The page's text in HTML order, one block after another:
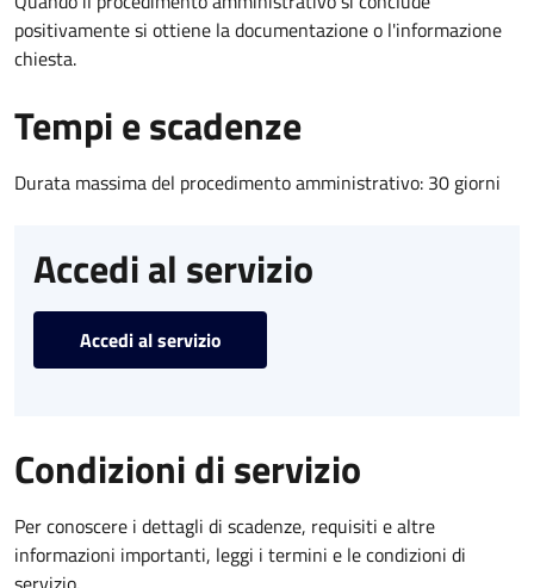
positivamente si ottiene la documentazione o l'informazione
chiesta.
Tempi e scadenze
Durata massima del procedimento amministrativo: 30 giorni
Accedi al servizio
Accedi al servizio
Condizioni di servizio
Per conoscere i dettagli di scadenze, requisiti e altre
informazioni importanti, leggi i termini e le condizioni di